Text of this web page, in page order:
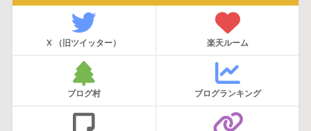
X （旧ツイッター） 楽天ルーム
ブログ村 ブログランキング